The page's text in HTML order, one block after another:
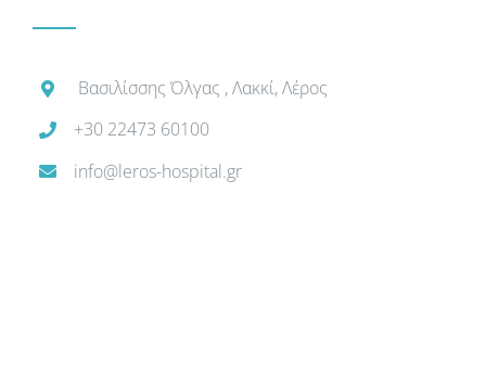
Βασιλίσσης Όλγας , Λακκί, Λέρος
+30 22473 60100
info@leros-hospital.gr